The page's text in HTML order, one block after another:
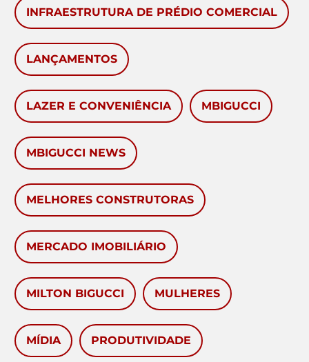
INFRAESTRUTURA DE PRÉDIO COMERCIAL
LANÇAMENTOS
LAZER E CONVENIÊNCIA MBIGUCCI
MBIGUCCI NEWS
MELHORES CONSTRUTORAS
MERCADO IMOBILIÁRIO
MILTON BIGUCCI MULHERES
MÍDIA PRODUTIVIDADE